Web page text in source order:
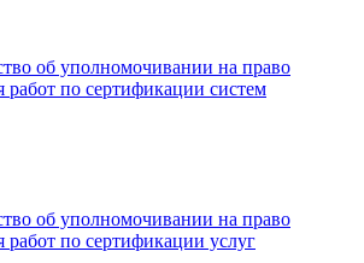
об уполномочивании на право
работ по сертификации систем
об уполномочивании на право
работ по сертификации услуг